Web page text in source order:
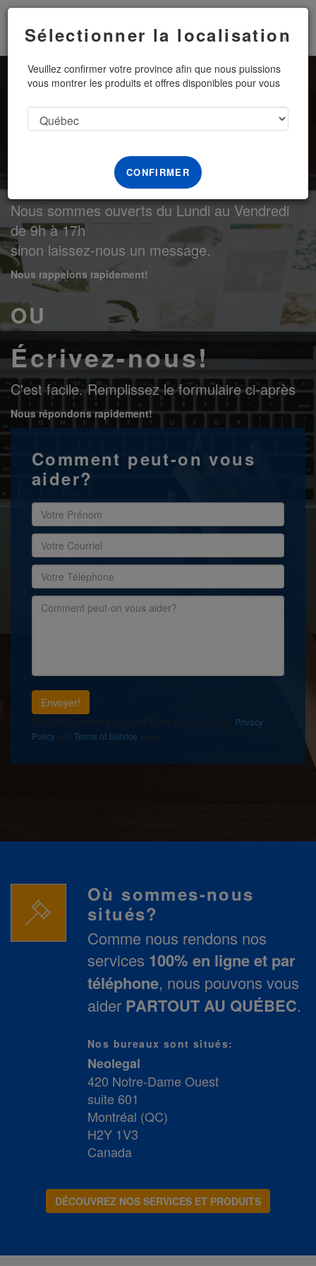
Sélectionner la localisation
×
Veuillez confirmer votre province afin que nous puissions
vous montrer les produits et offres disponibles pour vous
CONFIRMER
Communiquez avec
+1 (855) 996-9695
Nous sommes ouverts du Lundi au Vendredi
de 9h à 17h
sinon laissez-nous un message.
Nous rappelons rapidement!
OU
Écrivez-nous!
C'est facile. Remplissez le formulaire ci-après
Nous répondons rapidement!
Comment peut-on vous
aider?
Envoyer!
Privacy
Policy
Terms of Service
Où sommes-nous
situés?
Comme nous rendons nos
services 100% en ligne et par
téléphone, nous pouvons vous
aider PARTOUT AU QUÉBEC.
Nos bureaux sont situés:
Neolegal
420 Notre-Dame Ouest
suite 601
Montréal (QC)
H2Y 1V3
Canada
DÉCOUVREZ NOS SERVICES ET PRODUITS